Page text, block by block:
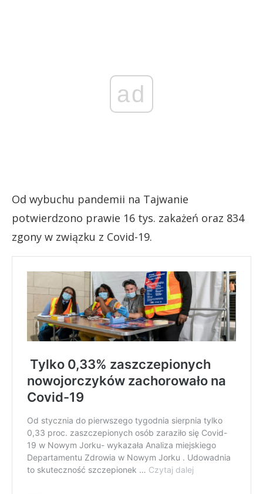
ad
Od wybuchu pandemii na Tajwanie
potwierdzono prawie 16 tys. zakażeń oraz 834
zgony w związku z Covid-19.